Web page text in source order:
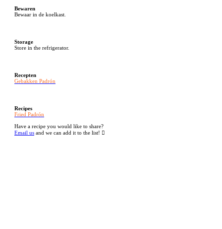
Bewaren
Bewaar in de koelkast.
Storage
Store in the refrigerator.
Recepten
Gebakken Padrón
Recipes
Fried Padrón
Have a recipe you would like to share?
Email us and we can add it to the list! ︎